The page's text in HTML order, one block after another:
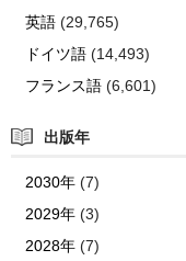
英語(29,765)
ドイツ語(14,493)
フランス語(6,601)
出版年
2030年(7)
2029年(3)
2028年(7)